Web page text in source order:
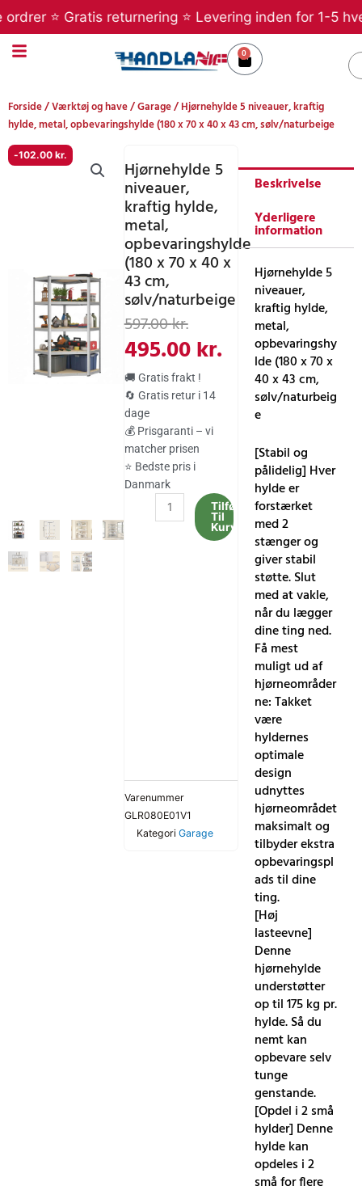
til
indholdet
Gratis returnering ⭐ Levering inden for 1-5
0
Kurv
Forside/Værktøj og have/Garage/ Hjørnehylde 5 niveauer, kraftig
hylde, metal, opbevaringshylde (180 x 70 x 40 x 43 cm, sølv/naturbeige
-102.00 kr.
Hjørnehylde 5
niveauer,
kraftig hylde,
metal,
opbevaringshylde
(180 x 70 x 40 x
43 cm,
sølv/naturbeige
597.00kr.Den
oprindelige
pris
var:
597.00 kr..
495.00kr.
Den
aktuelle
pris
495.00 kr..
🚚 Gratis frakt !
🔄 Gratis retur i 14
dage
💰 Prisgaranti – vi
matcher prisen
⭐ Bedste pris i
Danmark
Hjørnehylde
5
niveauer,
antal
Tilføj
Til
Kurv
Varenummer
GLR080E01V1
Kategori Garage
Beskrivelse
Yderligere
information
Hjørnehylde 5
niveauer,
kraftig hylde,
metal,
opbevaringshy
lde (180 x 70 x
40 x 43 cm,
sølv/naturbeig
e
[Stabil og
pålidelig] Hver
hylde er
forstærket
med 2
stænger og
giver stabil
støtte. Slut
med at vakle,
når du lægger
dine ting ned.
Få mest
muligt ud af
hjørneområder
ne: Takket
være
hyldernes
optimale
design
udnyttes
hjørneområdet
maksimalt og
tilbyder ekstra
opbevaringspl
ads til dine
ting.
[Høj
lasteevne]
Denne
hjørnehylde
understøtter
op til 175 kg pr.
hylde. Så du
nemt kan
opbevare selv
tunge
genstande.
[Opdel i 2 små
hylder] Denne
hylde kan
opdeles i 2
små for flere